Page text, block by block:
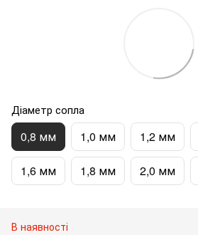
Діаметр сопла
0,8 мм 1,0 мм 1,2 мм
1,6 мм 1,8 мм 2,0 мм
В наявності